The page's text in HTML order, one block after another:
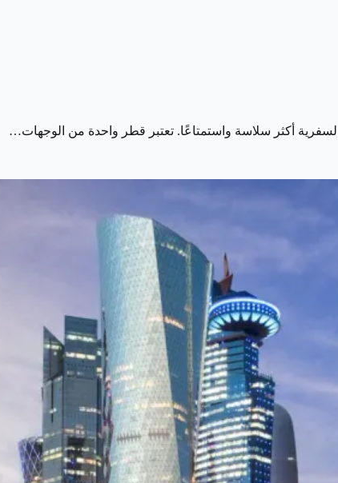
أكثر سلاسة واستمتاعًا. تعتبر قطر واحدة من الوجهات…